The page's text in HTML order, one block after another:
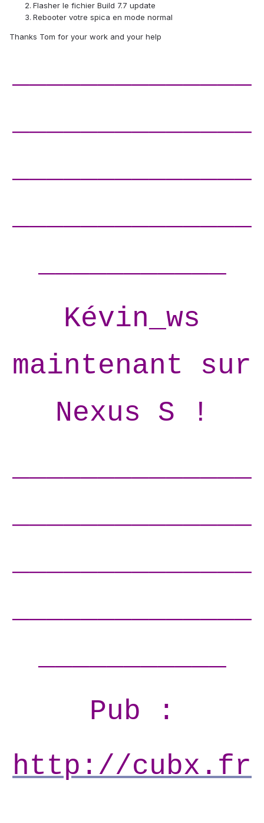
Flasher le fichier Build 7.7 update
Rebooter votre spica en mode normal
Thanks Tom for your work and your help
Kévin_ws
maintenant sur
Nexus S !
Pub :
http://cubx.fr